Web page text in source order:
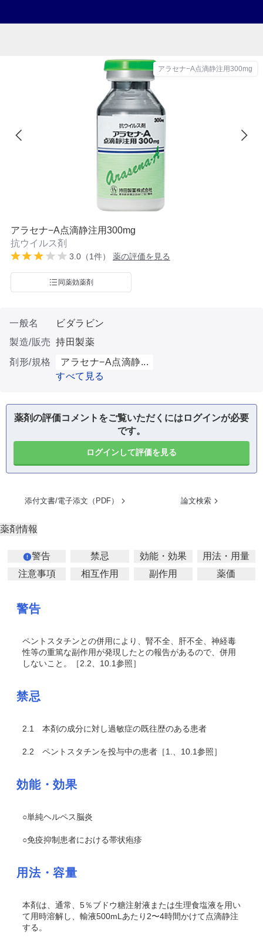
アラセナ−A点滴静注用300mg
アラセナ−A点滴静注用300mg
抗ウイルス剤
3.0（1件） 薬の評価を見る
同薬効薬剤
一般名
ビダラビン
製造/販売 持田製薬
剤形/規格
アラセナ−A点滴静...
すべて見る
薬剤の評価コメントをご覧いただくにはログインが必要
です。
ログインして評価を見る
添付文書/電子添文（PDF） 論文検索
薬剤情報
警告 禁忌 効能・効果
用法・用量
注意事項
相互作用 副作用 薬価
警告
ペントスタチンとの併用により、腎不全、肝不全、神経毒
性等の重篤な副作用が発現したとの報告があるので 、併用
しないこと。［2.2、10.1参照］
禁忌
2.1 本剤の成分に対し過敏症の既往歴のある患者
2.2 ペントスタチンを投与中の患者［1.、10.1参照］
効能・効果
○単純ヘルペス脳炎
○免疫抑制患者における帯状疱疹
用法・容量
本剤は、通常、5％ブドウ糖注射液または生理食塩液を用い
て用時溶解し、輸液500mLあたり2〜4時間かけて点滴静注
する。